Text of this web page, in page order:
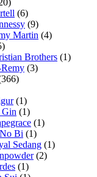
(6)
(9)
Martin (4)
Brothers (1)
(3)
(1)
(1)
(1)
Bi (1)
Sedang (1)
(2)
(1)